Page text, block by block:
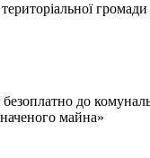
до
майна»